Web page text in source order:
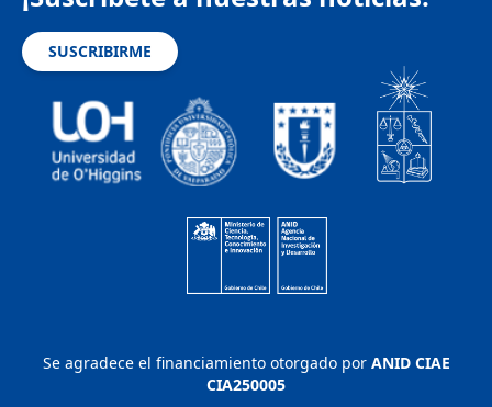
SUSCRIBIRME
Se agradece el financiamiento otorgado por ANID CIAE
CIA250005